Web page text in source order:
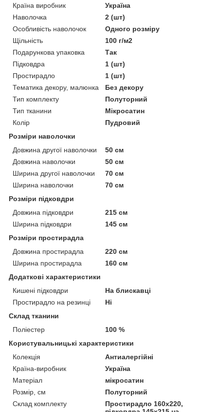
Країна виробник
Україна
Наволочка
2 (шт)
Особливість наволочок
Одного розміру
Щільність
100 г/м2
Подарункова упаковка
Так
Підковдра
1 (шт)
Простирадло
1 (шт)
Тематика декору, малюнка
Без декору
Тип комплекту
Полуторний
Тип тканини
Мікросатин
Колір
Пудровий
Розміри наволочки
Довжина другої наволочки
50 см
Довжина наволочки
50 см
Ширина другої наволочки
70 см
Ширина наволочки
70 см
Розміри підковдри
Довжина підковдри
215 см
Ширина підковдри
145 см
Розміри простирадла
Довжина простирадла
220 см
Ширина простирадла
160 см
Додаткові характеристики
Кишені підковдри
На блискавці
Простирадло на резинці
Ні
Склад тканини
Поліестер
100 %
Користувальницькі характеристики
Колекція
Антиалергійні
Країна-виробник
Україна
Матеріал
мікросатин
Розмір, см
Полуторний
Склад комплекту
Простирадло 160х220,